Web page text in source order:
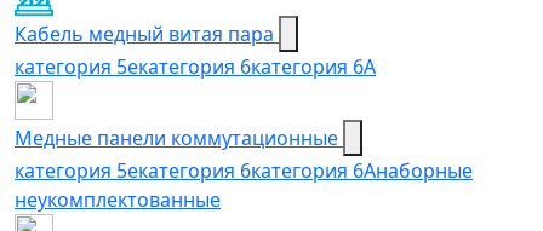
Кабель медный витая пара
категория 5eкатегория 6категория 6А
Медные панели коммутационные
категория 5екатегория 6категория 6Aнаборные
неукомплектованные